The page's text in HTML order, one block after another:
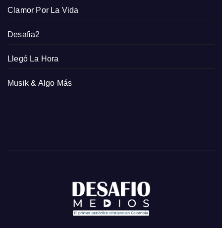
Clamor Por La Vida
Desafia2
Llegó La Hora
Musik & Algo Más